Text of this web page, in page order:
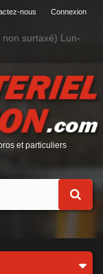
Connexion
nous
non surtaxé) Lun-
et particuliers